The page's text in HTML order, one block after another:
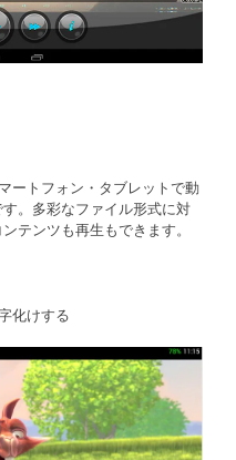
ートフォン・タブレットで動
。多彩なファイル形式に対
テンツも再生もできます。
化けする